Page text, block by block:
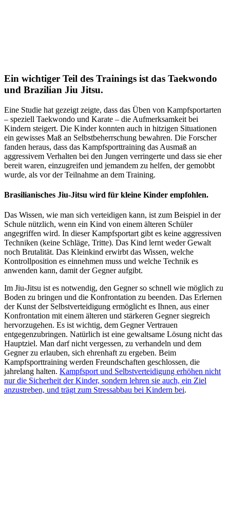
Ein wichtiger Teil des Trainings ist das Taekwondo
und Brazilian Jiu Jitsu.
Eine Studie hat gezeigt zeigte, dass das Üben von Kampfsportarten
– speziell Taekwondo und Karate – die Aufmerksamkeit bei
Kindern steigert. Die Kinder konnten auch in hitzigen Situationen
ein gewisses Maß an Selbstbeherrschung bewahren. Die Forscher
fanden heraus, dass das Kampfsporttraining das Ausmaß an
aggressivem Verhalten bei den Jungen verringerte und dass sie eher
bereit waren, einzugreifen und jemandem zu helfen, der gemobbt
wurde, als vor der Teilnahme an dem Training.
Brasilianisches Jiu-Jitsu wird für kleine Kinder empfohlen.
Das Wissen, wie man sich verteidigen kann, ist zum Beispiel in der
Schule nützlich, wenn ein Kind von einem älteren Schüler
angegriffen wird. In dieser Kampfsportart gibt es keine aggressiven
Techniken (keine Schläge, Tritte). Das Kind lernt weder Gewalt
noch Brutalität. Das Kleinkind erwirbt das Wissen, welche
Kontrollposition es einnehmen muss und welche Technik es
anwenden kann, damit der Gegner aufgibt.
Im Jiu-Jitsu ist es notwendig, den Gegner so schnell wie möglich zu
Boden zu bringen und die Konfrontation zu beenden. Das Erlernen
der Kunst der Selbstverteidigung ermöglicht es Ihnen, aus einer
Konfrontation mit einem älteren und stärkeren Gegner siegreich
hervorzugehen. Es ist wichtig, dem Gegner Vertrauen
entgegenzubringen. Natürlich ist eine gewaltsame Lösung nicht das
Hauptziel. Man darf nicht vergessen, zu verhandeln und dem
Gegner zu erlauben, sich ehrenhaft zu ergeben. Beim
Kampfsporttraining werden Freundschaften geschlossen, die
jahrelang halten. Kampfsport und Selbstverteidigung erhöhen nicht
nur die Sicherheit der Kinder, sondern lehren sie auch, ein Ziel
anzustreben, und trägt zum Stressabbau bei Kindern bei.